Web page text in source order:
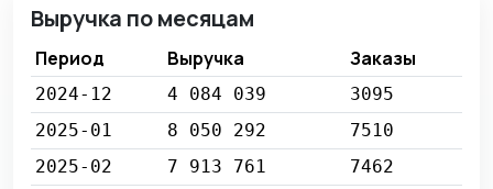
Выручка по месяцам
Период Выручка Заказы
2024-12 4 084 039
3095
2025-01
8 050 292
7510
2025-02
7 913 761
7462